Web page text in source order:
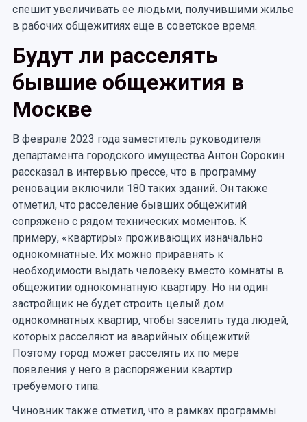
спешит увеличивать ее людьми, получившими жилье
в рабочих общежитиях еще в советское время.
Будут ли расселять
бывшие общежития в
Москве
В феврале 2023 года заместитель руководителя
департамента городского имущества Антон Сорокин
рассказал в интервью прессе, что в программу
реновации включили 180 таких зданий. Он также
отметил, что расселение бывших общежитий
сопряжено с рядом технических моментов. К
примеру, «квартиры» проживающих изначально
однокомнатные. Их можно приравнять к
необходимости выдать человеку вместо комнаты в
общежитии однокомнатную квартиру. Но ни один
застройщик не будет строить целый дом
однокомнатных квартир, чтобы заселить туда людей,
которых расселяют из аварийных общежитий.
Поэтому город может расселять их по мере
появления у него в распоряжении квартир
требуемого типа.
Чиновник также отметил, что в рамках программы